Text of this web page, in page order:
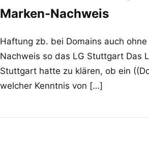
Marken-Nachweis
Haftung zb. bei Domains auch
Nachweis so das LG Stuttgart Das
Stuttgart hatte zu klären, ob ein
welcher Kenntnis von […]